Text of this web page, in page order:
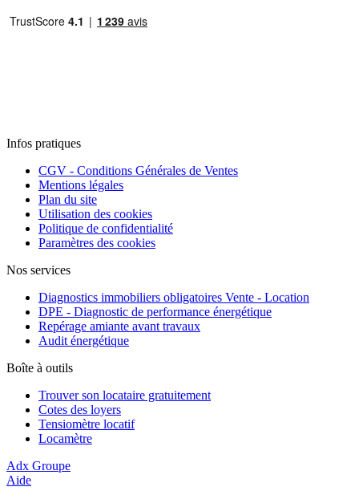
Infos pratiques
CGV - Conditions Générales de Ventes
Mentions légales
Plan du site
Utilisation des cookies
Politique de confidentialité
Paramètres des cookies
Nos services
Diagnostics immobiliers obligatoires Vente - Location
DPE - Diagnostic de performance énergétique
Repérage amiante avant travaux
Audit énergétique
Boîte à outils
Trouver son locataire gratuitement
Cotes des loyers
Tensiomètre locatif
Locamètre
Adx Groupe
Aide